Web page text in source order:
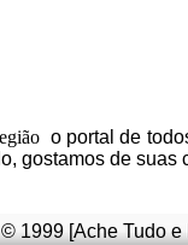
o portalde
, gostamos de suas
1999 [Ache Tudo